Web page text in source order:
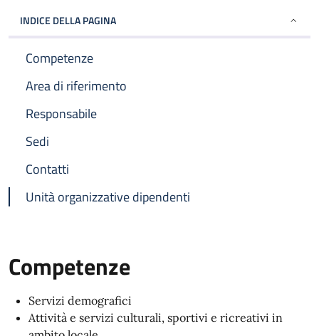
INDICE DELLA PAGINA
Competenze
Area di riferimento
Responsabile
Sedi
Contatti
Unità organizzative dipendenti
Competenze
Servizi demografici
Attività e servizi culturali, sportivi e ricreativi in